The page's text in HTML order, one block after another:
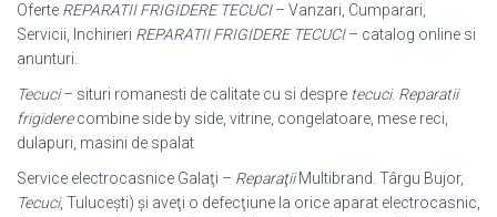
Oferte REPARATII FRIGIDERE TECUCI– Vanzari, Cumparari,
Servicii, Inchirieri REPARATII FRIGIDERE TECUCI– catalog online si
anunturi.
Tecuci– situri romanesti de calitate cu si despre tecuci. Reparatii
frigiderecombine side by side, vitrine, congelatoare, mese reci,
dulapuri, masini de spalat
Service electrocasnice Galaţi – ReparaţiiMultibrand. Târgu Bujor,
Tecuci, Tuluceşti) şi aveţi o defecţiune la orice aparat electrocasnic,